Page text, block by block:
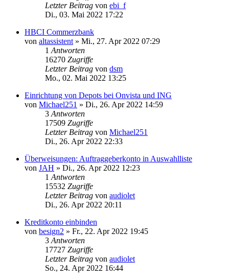
Letzter Beitrag von ebi_f
Di., 03. Mai 2022 17:22
HBCI Commerzbank
von altassistent » Mi., 27. Apr 2022 07:29
1 Antworten
16270 Zugriffe
Letzter Beitrag von dsm
Mo., 02. Mai 2022 13:25
Einrichtung von Depots bei Onvista und ING
von Michael251 » Di., 26. Apr 2022 14:59
3 Antworten
17509 Zugriffe
Letzter Beitrag von Michael251
Di., 26. Apr 2022 22:33
Überweisungen: Auftraggeberkonto in Auswahlliste
von JAH » Di., 26. Apr 2022 12:23
1 Antworten
15532 Zugriffe
Letzter Beitrag von audiolet
Di., 26. Apr 2022 20:11
Kreditkonto einbinden
von besign2 » Fr., 22. Apr 2022 19:45
3 Antworten
17727 Zugriffe
Letzter Beitrag von audiolet
So., 24. Apr 2022 16:44